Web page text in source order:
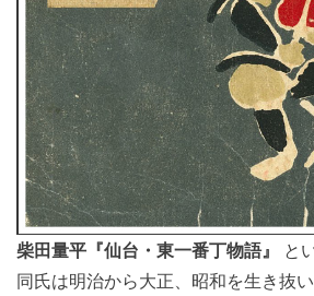
柴田量平『仙台・東一番丁物語』
と
同氏は明治から大正、昭和を生き抜